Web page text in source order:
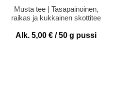
Arvostelu
tuotteesta:
/ 5
Musta tee | Tasapainoinen,
raikas ja kukkainen skottitee
Alk.5,00€ / 50 g pussi